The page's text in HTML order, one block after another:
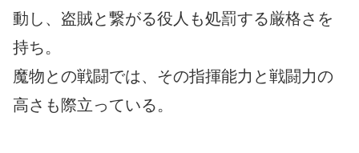
動し、盗賊と繋がる役人も処罰する厳格さを
持ち。
魔物との戦闘では、その指揮能力と戦闘力の
高さも際立っている。